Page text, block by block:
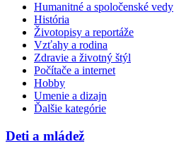
Humanitné a spoločenské vedy
História
Životopisy a reportáže
Vzťahy a rodina
Zdravie a životný štýl
Počítače a internet
Hobby
Umenie a dizajn
Ďalšie kategórie
Deti a mládež